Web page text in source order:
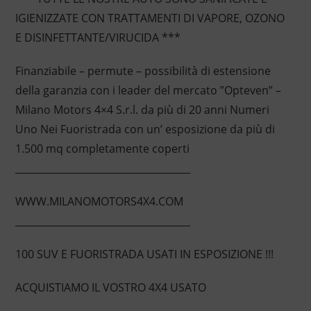
IGIENIZZATE CON TRATTAMENTI DI VAPORE, OZONO
E DISINFETTANTE/VIRUCIDA ***
Finanziabile – permute – possibilità di estensione
della garanzia con i leader del mercato ”Opteven” –
Milano Motors 4×4 S.r.l. da più di 20 anni Numeri
Uno Nei Fuoristrada con un’ esposizione da più di
1.500 mq completamente coperti
WWW.MILANOMOTORS4X4.COM
100 SUV E FUORISTRADA USATI IN ESPOSIZIONE !!!
ACQUISTIAMO IL VOSTRO 4X4 USATO